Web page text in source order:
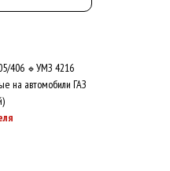
406 🔹 УМЗ 4216
на автомобили ГАЗ